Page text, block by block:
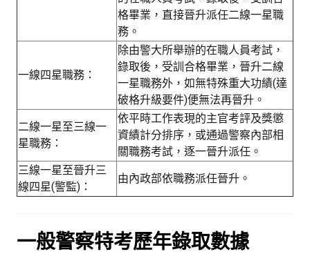
格畢業，直接晉升派任二線一星職
務。
一線四星職務：
除由警大所舉辦的在職人員考試，
錄取後，受訓合格畢業，晉升二線
一星職務外，如無特殊重大功績(達
破格升級要件)便無法再晉升。
二線一星至三線一
星職務：
依平時工作表現的主官考評及獎懲
資績計分排序，或通過警察內部相
關職務考試，逐一晉升派任。
三線一星至晉升三
線四星(警監)：
由內政部依職務派任晉升。
一般警察特考歷年錄取數據